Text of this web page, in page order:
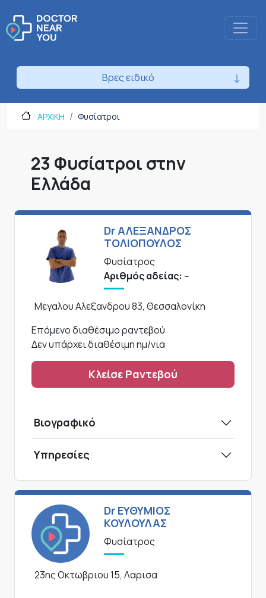
Βρες ειδικό
ΑΡΧΙΚΗ Φυσίατροι
23 Φυσίατροι στην
Ελλάδα
Dr ΑΛΕΞΑΝΔΡΟΣ
ΤΟΛΙΟΠΟΥΛΟΣ
Φυσίατρος
Αριθμός αδείας: --
Μεγαλου Αλεξανδρου 83, Θεσσαλονίκη
Επόμενο διαθέσιμο ραντεβού
Δεν υπάρχει διαθέσιμη ημ/νια
Κλείσε Ραντεβού
Βιογραφικό
Υπηρεσίες
Dr ΕΥΘΥΜΙΟΣ
ΚΟΥΛΟΥΛΑΣ
Φυσίατρος
23ης Οκτωβριου 15, Λαρισα